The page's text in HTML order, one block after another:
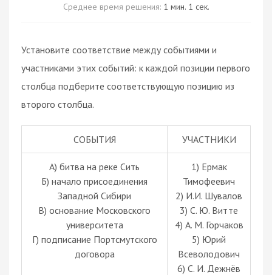
Среднее время решения: 1 мин. 1 сек.
Установите соответствие между событиями и
участниками этих событий: к каждой позиции первого
столбца подберите соответствующую позицию из
второго столбца.
СОБЫТИЯ УЧАСТНИКИ
A) битва на реке Сить
Б) начало присоединения
Западной Сибири
В) основание Московского
университета
Г) подписание Портсмутского
договора
1) Ермак
Тимофеевич
2) И.И. Шувалов
3) С. Ю. Витте
4) А. М. Горчаков
5) Юрий
Всеволодович
6) С. И. Дежнёв